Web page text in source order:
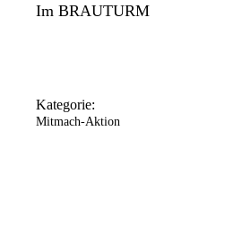
Im BRAUTURM
Kategorie:
Mitmach-Aktion